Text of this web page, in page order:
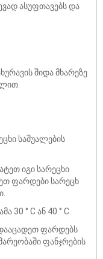
ასუფთავებს და
შიდა მხარეზე
საშუალების
იგი სარეცხი
ფარდები სარეცხ
30 ° C ან 40 ° C.
დააცადეთ ფარდებს
ფანჯრების